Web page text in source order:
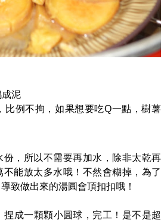
成泥
比例不拘，如果想要吃Q一點，樹薯
份，所以不需要再加水，除非太乾再
能放太多水哦！不然會糊掉，為了
致做出來的湯圓會頂扣扣哦！
捏成一顆顆小圓球，完工！是不是超